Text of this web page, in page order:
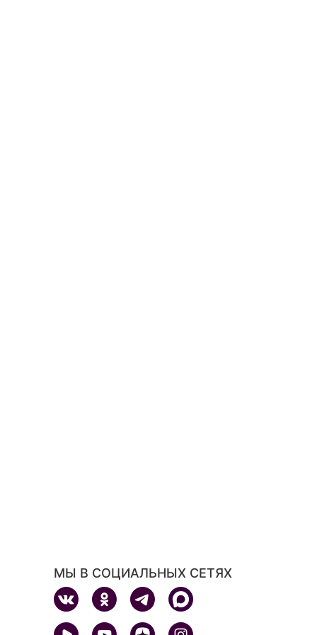
МЫ В СОЦИАЛЬНЫХ СЕТЯХ